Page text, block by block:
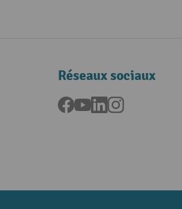
Réseaux sociaux
Facebook
YouTubeLinkedInInstagram